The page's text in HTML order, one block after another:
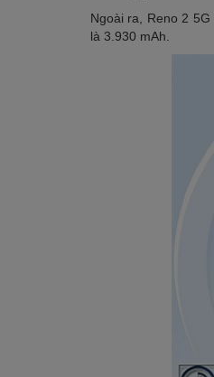
Ngoài ra, Reno 2
là 3.930 mAh.